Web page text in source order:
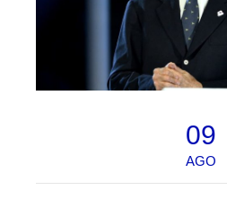
09
AGO